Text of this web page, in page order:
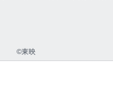
©東映